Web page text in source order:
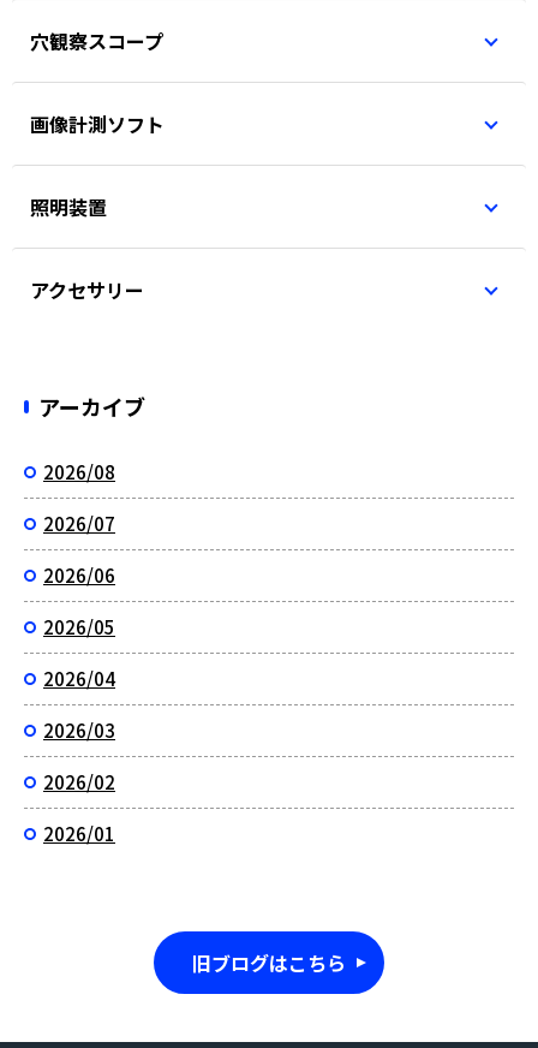
穴観察スコープ
画像計測ソフト
照明装置
アクセサリー
アーカイブ
2026/08
2026/07
2026/06
2026/05
2026/04
2026/03
2026/02
2026/01
旧ブログはこちら